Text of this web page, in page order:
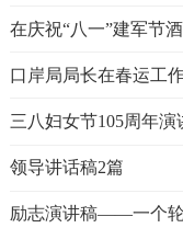
在庆祝“八一”建军节
口岸局局长在春运工
三八妇女节105周年演
领导讲话稿2篇
励志演讲稿――一个